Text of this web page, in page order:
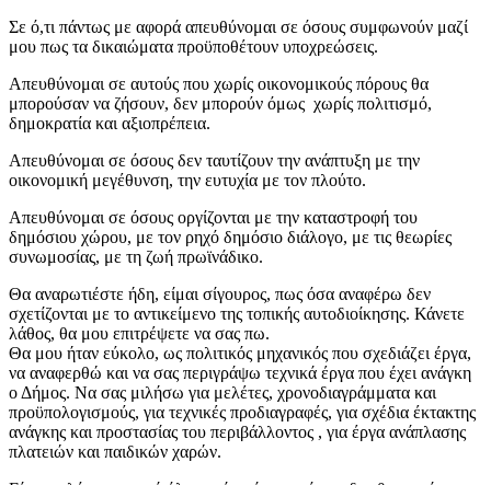
Σε ό,τι πάντως με αφορά απευθύνομαι σε όσους συμφωνούν μαζί
μου πως τα δικαιώματα προϋποθέτουν υποχρεώσεις.
Απευθύνομαι σε αυτούς που χωρίς οικονομικούς πόρους θα
μπορούσαν να ζήσουν, δεν μπορούν όμως χωρίς πολιτισμό,
δημοκρατία και αξιοπρέπεια.
Απευθύνομαι σε όσους δεν ταυτίζουν την ανάπτυξη με την
οικονομική μεγέθυνση, την ευτυχία με τον πλούτο.
Απευθύνομαι σε όσους οργίζονται με την καταστροφή του
δημόσιου χώρου, με τον ρηχό δημόσιο διάλογο, με τις θεωρίες
συνωμοσίας, με τη ζωή πρωϊνάδικο.
Θα αναρωτιέστε ήδη, είμαι σίγουρος, πως όσα αναφέρω δεν
σχετίζονται με το αντικείμενο της τοπικής αυτοδιοίκησης. Κάνετε
λάθος, θα μου επιτρέψετε να σας πω.
Θα μου ήταν εύκολο, ως πολιτικός μηχανικός που σχεδιάζει έργα,
να αναφερθώ και να σας περιγράψω τεχνικά έργα που έχει ανάγκη
ο Δήμος. Να σας μιλήσω για μελέτες, χρονοδιαγράμματα και
προϋπολογισμούς, για τεχνικές προδιαγραφές, για σχέδια έκτακτης
ανάγκης και προστασίας του περιβάλλοντος , για έργα ανάπλασης
πλατειών και παιδικών χαρών.